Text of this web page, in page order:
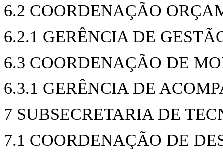
6.2 COORDENAÇÃO
6.2.1 GERÊNCIA DE
6.3 COORDENAÇÃO DE
6.3.1 GERÊNCIA DE
7 SUBSECRETARIA DE
7.1 COORDENAÇÃO DE